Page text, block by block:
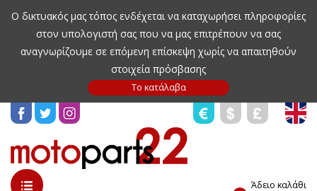
Ο δικτυακός μας τόπος ενδέχεται να καταχωρήσει πληροφορίες
στον υπολογιστή σας που να μας επιτρέπουν να σας
αναγνωρίζουμε σε επόμενη επίσκεψη χωρίς να απαιτηθούν
στοιχεία πρόσβασης
Άδειο καλάθι